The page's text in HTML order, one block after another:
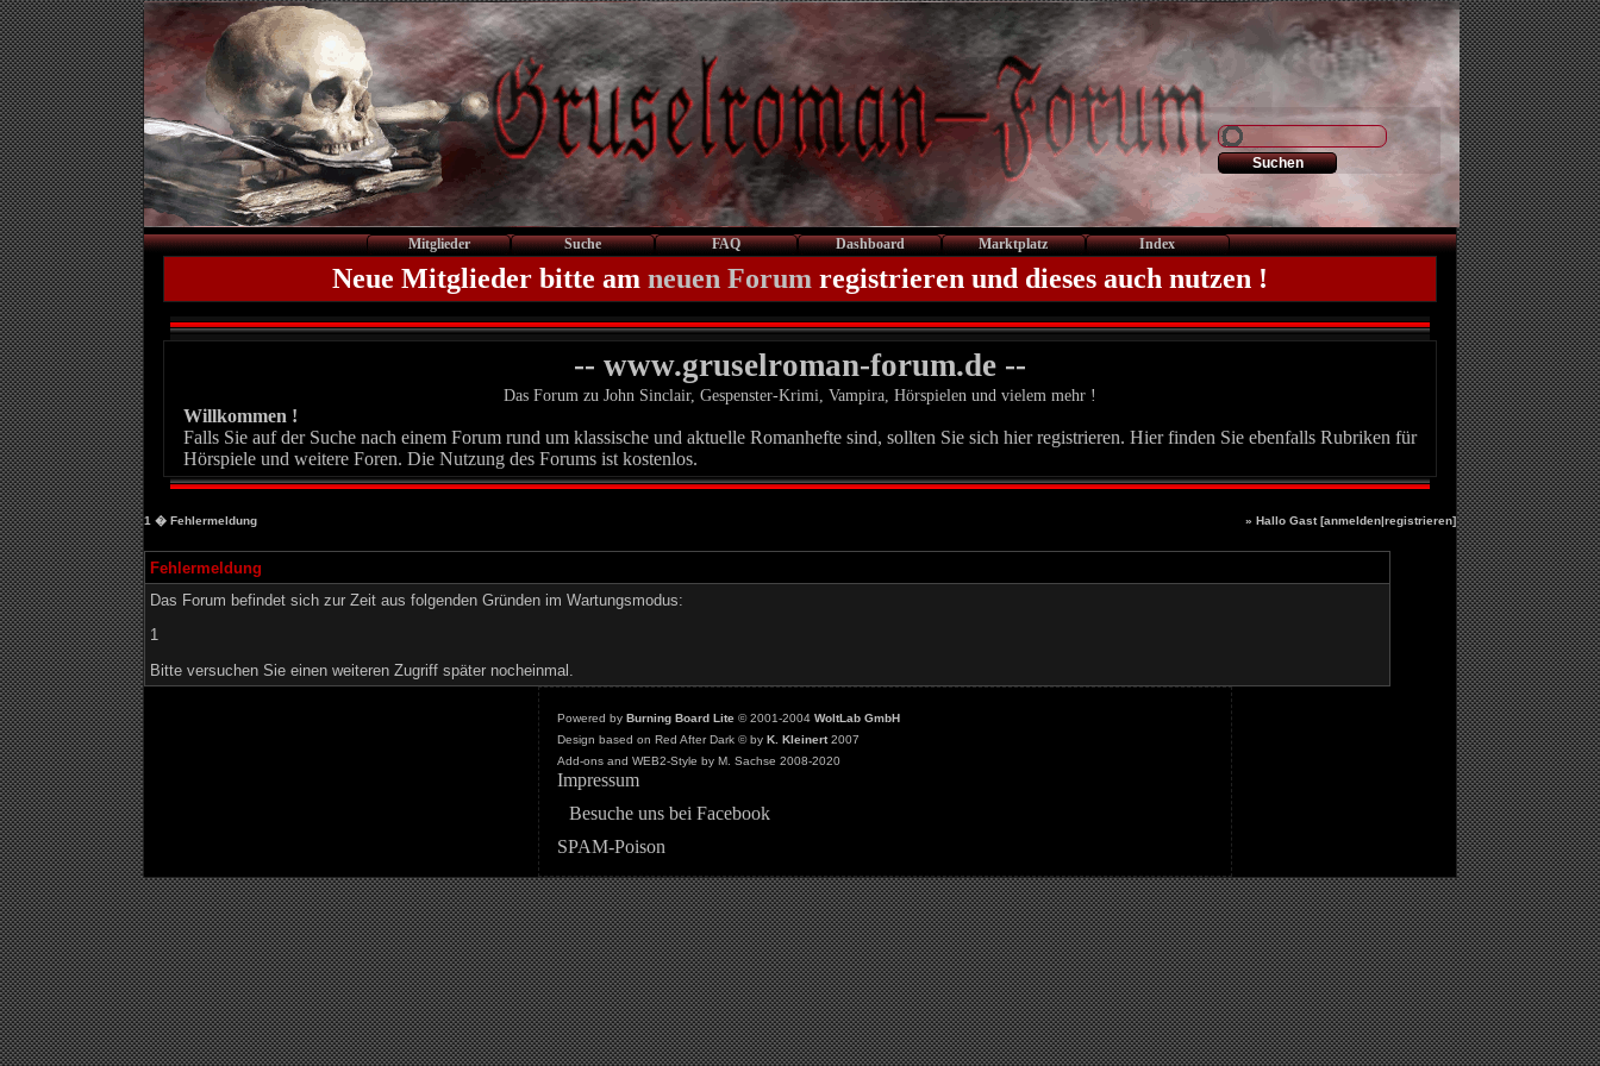
Mitglieder Suche FAQ Dashboard Marktplatz Index
Neue Mitglieder bitte am neuen Forum registrieren und dieses auch nutzen !
-- www.gruselroman-forum.de --
Das Forum zu John Sinclair, Gespenster-Krimi, Vampira, Hörspielen und vielem mehr !
Willkommen !
Falls Sie auf der Suche nach einem Forum rund um klassische und aktuelle Romanhefte sind, sollten Sie sich hier registrieren. Hier finden Sie ebenfalls Rubriken für
Hörspiele und weitere Foren. Die Nutzung des Forums ist kostenlos.
1 � Fehlermeldung » Hallo Gast [anmelden|registrieren]
Fehlermeldung
Das Forum befindet sich zur Zeit aus folgenden Gründen im Wartungsmodus:
1
Bitte versuchen Sie einen weiteren Zugriff später nocheinmal.
Powered by Burning Board Lite© 2001-2004 WoltLab GmbH
Design based on Red After Dark © by K. Kleinert2007
Add-ons and WEB2-Style by M. Sachse 2008-2020
Impressum
Besuche uns bei Facebook
SPAM-Poison